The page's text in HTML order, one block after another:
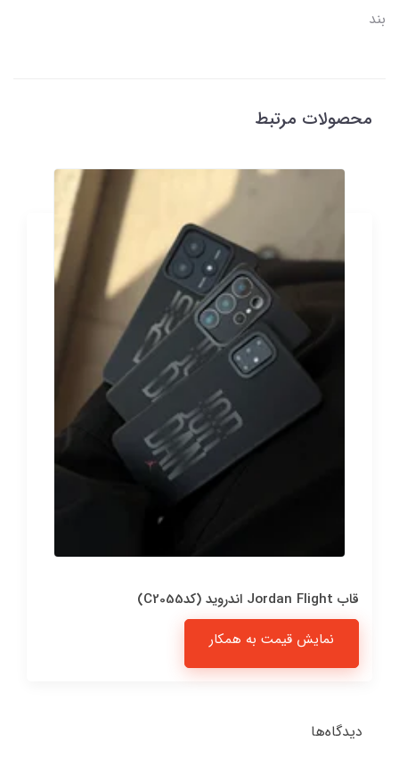
بند
محصولات مرتبط
قاب Jordan Flight اندروید (کدC2055)
نمایش قیمت به همکار
دیدگاه‌ها